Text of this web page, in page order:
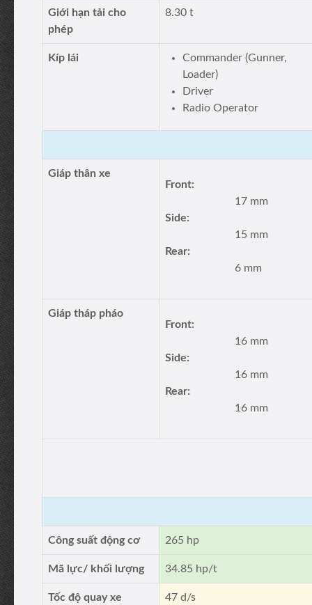
Giới hạn tải cho
phép
8.30 t
Kíp lái
Commander (Gunner,
Loader)
Driver
Radio Operator
Giáp thân xe
Front:
17 mm
Side:
15 mm
Rear:
6 mm
Giáp tháp pháo
Front:
16 mm
Side:
16 mm
Rear:
16 mm
Công suất động cơ 265 hp
Mã lực/ khối lượng 34.85 hp/t
Tốc độ quay xe 47 d/s